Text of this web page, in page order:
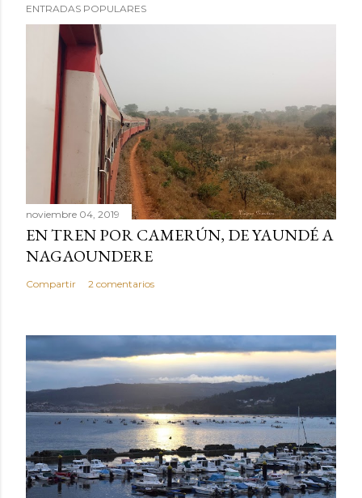
c
n
t
a
i
ENTRADAS POPULARES
noviembre 04, 2019
EN TREN POR CAMERÚN, DE YAUNDÉ A
NAGAOUNDERE
Compartir 2 comentarios